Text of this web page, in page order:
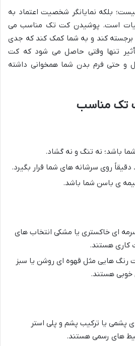
بلکه نمایانگر شخصیت اعتماد به
است. پوشیدن کت تک مناسب می
برجسته کند و به شما کمک کند که جدی
تنها وقتی حاصل می شود که کت
و حتی فرم بدن شما همخوانی داشته
تک مناسب
شما باشد؛ نه تنگ و نه گشاد.
روی سرشانه های شما قرار بگیرد.
ی باسن شما باشد.
ای خاکستری یا مشکی انتخاب های
کاری هستند.
رنگ هایی مثل قهوه ای روشن یا سبز
خوبی هستند.
پشمی یا ترکیب پشم و پلی استر
های رسمی هستند.